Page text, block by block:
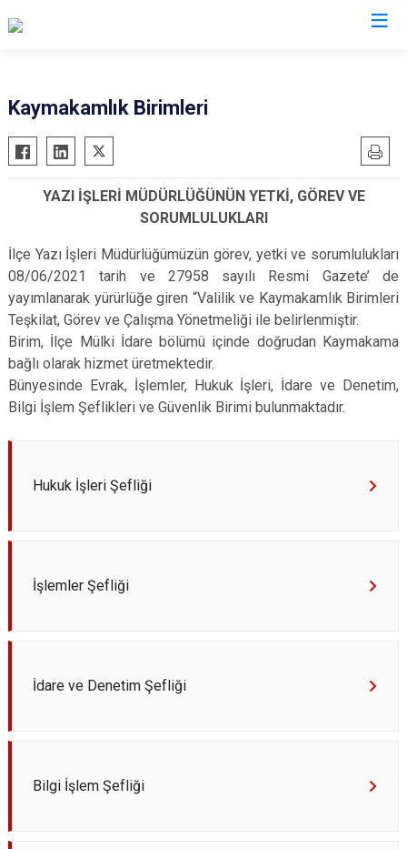
Akyurt
Altındağ
Beypazarı
Çamlıdere
Çankaya
Çubuk
Elmadağ
Etimesgut
Güdül
Kahramankazan
Keçiören
Kızılcahamam
Mamak
Nallıhan
Polatlı
Şereflikoçhisar
Sincan
Kaymakamlık Birimleri
YAZI İŞLERİ MÜDÜRLÜĞÜNÜN YETKİ, GÖREV VE
SORUMLULUKLARI
İlçe Yazı İşleri Müdürlüğümüzün görev, yetki ve sorumlulukları
08/06/2021 tarih ve 27958 sayılı Resmi Gazete’ de
yayımlanarak yürürlüğe giren “Valilik ve Kaymakamlık Birimleri
Teşkilat, Görev ve Çalışma Yönetmeliği ile belirlenmiştir.
Birim, İlçe Mülki İdare bölümü içinde doğrudan Kaymakama
bağlı olarak hizmet üretmektedir.
Bünyesinde Evrak, İşlemler, Hukuk İşleri, İdare ve Denetim,
Bilgi İşlem Şeflikleri ve Güvenlik Birimi bulunmaktadır.
Hukuk İşleri Şefliği
İşlemler Şefliği
İdare ve Denetim Şefliği
Bilgi İşlem Şefliği